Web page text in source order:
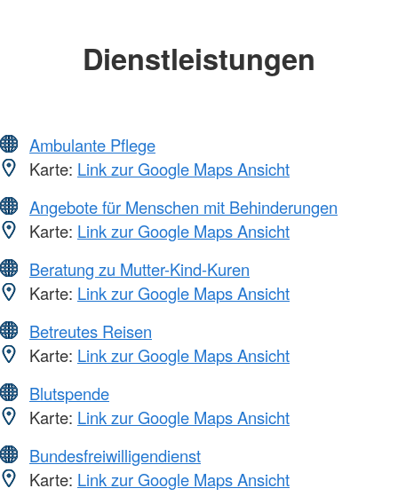
Dienstleistungen
Ambulante Pflege
Karte: Link zur Google Maps Ansicht
Angebote für Menschen mit Behinderungen
Karte: Link zur Google Maps Ansicht
Beratung zu Mutter-Kind-Kuren
Karte: Link zur Google Maps Ansicht
Betreutes Reisen
Karte: Link zur Google Maps Ansicht
Blutspende
Karte: Link zur Google Maps Ansicht
Bundesfreiwilligendienst
Karte: Link zur Google Maps Ansicht